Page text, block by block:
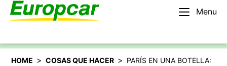
Menu
Español
HOME > COSAS QUE HACER > PARÍS EN UNA BOTELLA: